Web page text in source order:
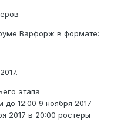
Варфорж в формате:
этапа
12:00 9 ноября 2017
2017 в 20:00 ростеры